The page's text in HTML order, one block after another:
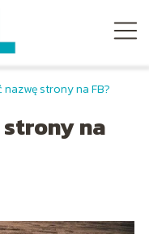
nazwę strony na FB?
na